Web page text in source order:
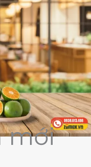
mới